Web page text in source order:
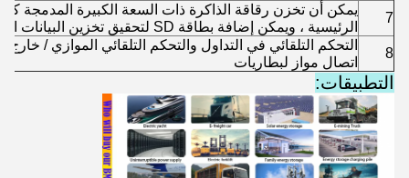
7
يمكن أن تخزن رقاقة الذاكرة ذات السعة الكبيرة المدمجة
الرئيسية ، ويمكن إضافة بطاقة SD لتحقيق تخزين البيانات التاريخية البطارية
8
التحكم التلقائي في التداول والتحكم التلقائي الموازي /
اتصال مواز لبطاريات
التطبيقات: